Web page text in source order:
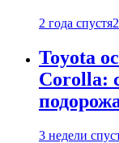
2 года спустя
Toyota
Corolla:
3 недели